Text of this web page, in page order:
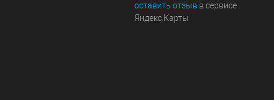
оставить отзыв в сервисе
Яндекс.Карты